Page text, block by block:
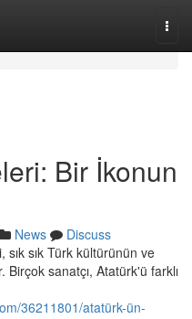
Bir İkonun
News
Discuss
sık Türk kültürünün ve
sanatçı, Atatürk'ü farklı
36211801/atatürk-ün-